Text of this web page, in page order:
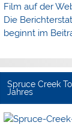
Film auf der
Die
beginnt im
Spruce Creek
Jahres